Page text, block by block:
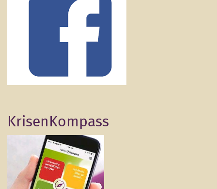
KrisenKompass